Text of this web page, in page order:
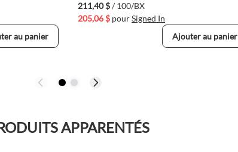
au panier
211,40 $/ 100/BX
205,06 $ pourSigned In
Ajouter au panier
APPARENTÉS